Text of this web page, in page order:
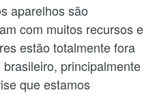
aparelhos são
com muitos recursos e
estão totalmente fora
principalmente
que estamos